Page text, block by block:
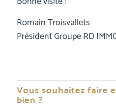
Romain Troisvallets
Président Groupe RD
Vous souhaitez faire
bien ?